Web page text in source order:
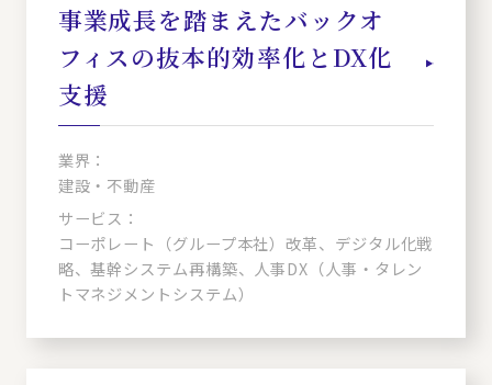
事業成長を踏まえたバックオ
フィスの抜本的効率化とDX化
支援
業界：
建設・不動産
サービス：
コーポレート（グループ本社）改革、デジタル化戦
略、基幹システム再構築、人事DX（人事・タレン
トマネジメントシステム）